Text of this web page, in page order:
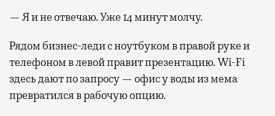
— Я и не отвечаю. Уже 14 минут молчу.
Рядом бизнес-леди с ноутбуком в правой руке и
телефоном в левой правит презентацию. Wi-Fi
здесь дают по запросу — офис у воды из мема
превратился в рабочую опцию.